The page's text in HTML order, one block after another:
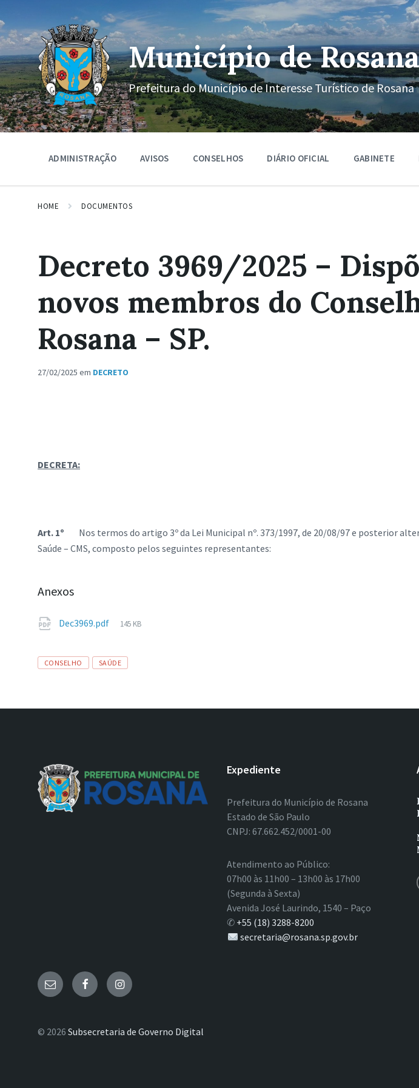
o
conteúdo
a
navegação
principal
o
rodapé
Município de Rosana
Prefeitura do Município de Interesse Turístico de Rosana
ADMINISTRAÇÃO AVISOS CONSELHOS DIÁRIO OFICIAL GABINETE
HOME DOCUMENTOS
Decreto 3969/2025 –
novos membros do
Rosana – SP.
27/02/2025 em DECRETO
DECRETA:
Art. 1º Nos termos do artigo 3º da Lei Municipal nº. 373/1997, de 20/08/97 e posterior
Saúde – CMS, composto pelos seguintes representantes:
Anexos
Dec3969.pdf
Tamanho
145 KB
Tags
CONSELHO SAÚDE
Expediente
Prefeitura do Município de Rosana
Estado de São Paulo
CNPJ: 67.662.452/0001-00
Atendimento ao Público:
07h00 às 11h00 – 13h00 às 17h00
(Segunda à Sexta)
Avenida José Laurindo, 1540 – Paço
✆ +55 (18) 3288-8200
secretaria@rosana.sp.gov.br
E- FacebookInstagram
© 2026 Subsecretaria de Governo Digital